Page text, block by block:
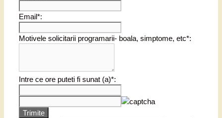
Email*:
Motivele solicitarii programarii- boala, simptome, etc*:
Intre ce ore puteti fi sunat (a)*:
Trimite